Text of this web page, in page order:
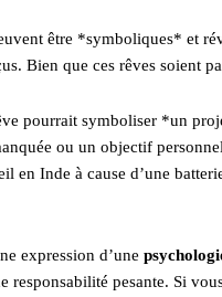
être *symboliques* et
Bien que ces rêves soient
pourrait symboliser *un
ou un objectif
en Inde à cause d’une
expression d’une
responsabilité pesante. Si